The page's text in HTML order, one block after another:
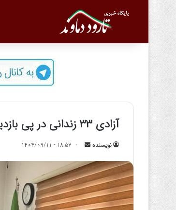
آزادی ۳۳ زندانی در پی بازدید قضایی از ندامتگاه دماوند
نویسنده
س
ا
ل
ب
18:57 - 1404/09/11